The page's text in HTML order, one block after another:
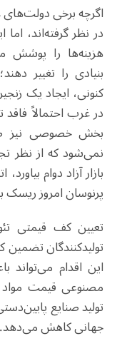
اگرچه برخی
در نظر گرفته‌اند،
هزینه‌ها را پوشش
بنیادی را تغییر
کنونی، ایجاد یک
در غرب احتمالاً
بخش خصوصی نیز
نمی‌شود که از نظر
بازار آزاد دوام
پرنوسان امروز ریسک
تعیین کف قیمتی
تولیدکنندگان تضمین
این اقدام
مصنوعی قیمت
تولید صنایع
جهانی کاهش می‌دهد.